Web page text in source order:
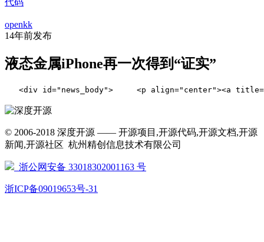
openkk
14年前发布
液态金属iPhone再一次得到“证实”
<div id="news_body">     <p align="center"><a title="液
© 2006-2018 深度开源 —— 开源项目,开源代码,开源文档,开源
新闻,开源社区 杭州精创信息技术有限公司
浙公网安备 33018302001163 号
浙ICP备09019653号-31